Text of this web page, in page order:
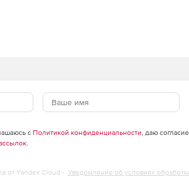
с Политикой конфиденциальности, даю
.
от Yandex Cloud - Уведомление об условиях